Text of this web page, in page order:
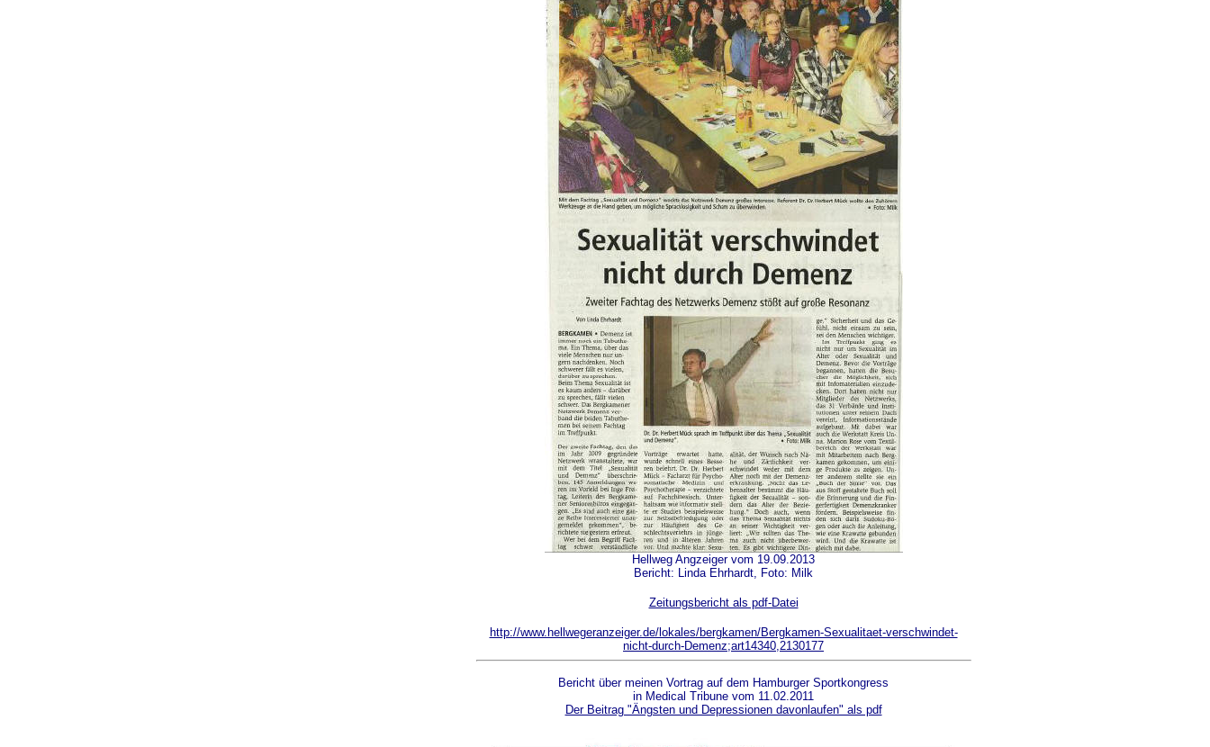
Hellweg Angzeiger vom 19.09.2013
Bericht: Linda Ehrhardt, Foto: Milk
Zeitungsbericht als pdf-Datei
http://www.hellwegeranzeiger.de/lokales/bergkamen/Bergkamen-Sexualitaet-verschwindet-
nicht-durch-Demenz;art14340,2130177
Bericht über meinen Vortrag auf dem Hamburger Sportkongress
in Medical Tribune vom 11.02.2011
Der Beitrag "Ängsten und Depressionen davonlaufen" als pdf